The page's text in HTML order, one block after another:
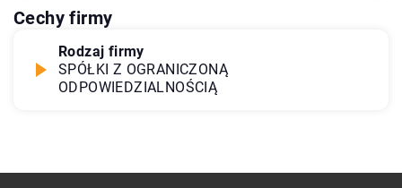
Cechy firmy
Rodzaj firmy
SPÓŁKI Z OGRANICZONĄ
ODPOWIEDZIALNOŚCIĄ